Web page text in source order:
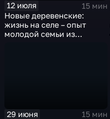
12 июля
15 мин
Новые деревенские:
жизнь на селе – опыт
молодой семьи из
29 июня
15 мин